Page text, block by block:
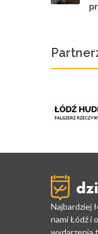
Najbardziej
nami Łódź i
wydarzenia